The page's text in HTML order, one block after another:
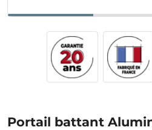
Portail battant